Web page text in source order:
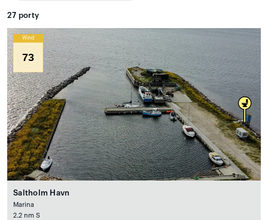
27 porty
Wind
73
Saltholm Havn
Marina
2.2 nm S